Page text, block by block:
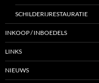
SCHILDERIJRESTAURATIE
INKOOP / INBOEDELS
LINKS
NIEUWS